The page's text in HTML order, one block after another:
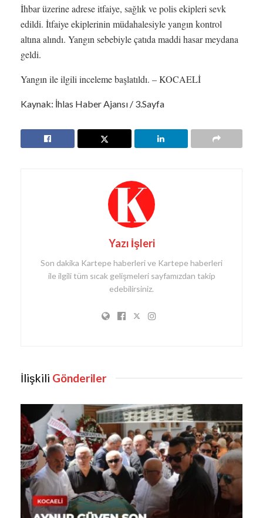
İhbar üzerine adrese itfaiye, sağlık ve polis ekipleri sevk
edildi. İtfaiye ekiplerinin müdahalesiyle yangın kontrol
altına alındı. Yangın sebebiyle çatıda maddi hasar meydana
geldi.
Yangın ile ilgili inceleme başlatıldı. – KOCAELİ
Kaynak: İhlas Haber Ajansı / 3.Sayfa
Yazı İşleri
Son dakika Kartepe haberleri ve Kartepe haberleri
ile ilgili tüm sıcak gelişmeleri sayfamızdan takip
edebilirsiniz.
İlişkili Gönderiler